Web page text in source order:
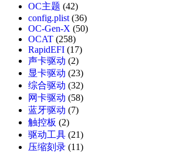
OC主题 (42)
config.plist(36)
OC-Gen-X (50)
OCAT (258)
RapidEFI (17)
声卡驱动 (2)
显卡驱动 (23)
综合驱动 (32)
网卡驱动 (58)
蓝牙驱动 (7)
触控板 (2)
驱动工具 (21)
压缩刻录 (11)